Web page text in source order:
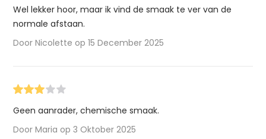
Wel lekker hoor, maar ik vind de smaak te ver van de
normale afstaan.
Door Nicolette op 15 December 2025
Geen aanrader, chemische smaak.
Door Maria op 3 Oktober 2025